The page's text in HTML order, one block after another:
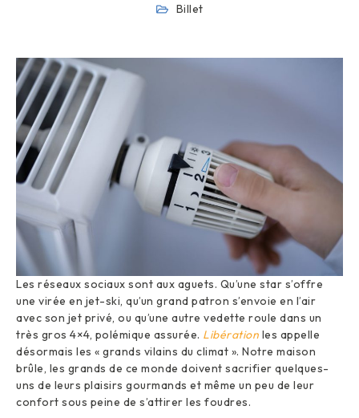
Billet
Les réseaux sociaux sont aux aguets. Qu’une star s’offre
une virée en jet-ski, qu’un grand patron s’envoie en l’air
avec son jet privé, ou qu’une autre vedette roule dans un
très gros 4×4, polémique assurée. Libération les appelle
désormais les « grands vilains du climat ». Notre maison
brûle, les grands de ce monde doivent sacrifier quelques-
uns de leurs plaisirs gourmands et même un peu de leur
confort sous peine de s’attirer les foudres.